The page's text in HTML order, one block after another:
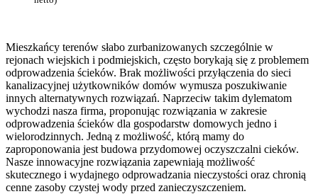
Mieszkańcy terenów słabo zurbanizowanych szczególnie w
rejonach wiejskich i podmiejskich, często borykają się z problemem
odprowadzenia ścieków. Brak możliwości przyłączenia do sieci
kanalizacyjnej użytkowników domów wymusza poszukiwanie
innych alternatywnych rozwiązań. Naprzeciw takim dylematom
wychodzi nasza firma, proponując rozwiązania w zakresie
odprowadzenia ścieków dla gospodarstw domowych jedno i
wielorodzinnych. Jedną z możliwość, którą mamy do
zaproponowania jest budowa przydomowej oczyszczalni cieków.
Nasze innowacyjne rozwiązania zapewniają możliwość
skutecznego i wydajnego odprowadzania nieczystości oraz chronią
cenne zasoby czystej wody przed zanieczyszczeniem.